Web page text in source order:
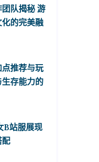
队揭秘 游
的完美融
推荐与玩
存能力的
B站服展现
配